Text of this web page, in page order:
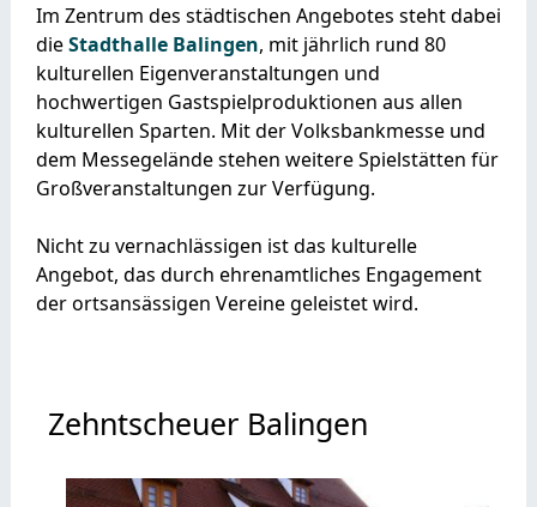
Im Zentrum des städtischen Angebotes steht dabei
dieStadthalle Balingen, mit jährlich rund 80
kulturellen Eigenveranstaltungen und
hochwertigen Gastspielproduktionen aus allen
kulturellen Sparten. Mit der Volksbankmesse und
dem Messegelände stehen weitere Spielstätten für
Großveranstaltungen zur Verfügung.
Nicht zu vernachlässigen ist das kulturelle
Angebot, das durch ehrenamtliches Engagement
der ortsansässigen Vereine geleistet wird.
Zehntscheuer Balingen